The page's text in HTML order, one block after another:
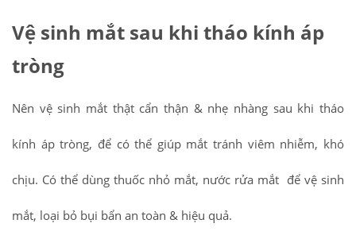
Vệ sinh mắt sau khi tháo kính áp
tròng
Nên vệ sinh mắt thật cẩn thận & nhẹ nhàng sau khi tháo
kính áp tròng, để có thể giúp mắt tránh viêm nhiễm, khó
chịu. Có thể dùng thuốc nhỏ mắt, nước rửa mắt để vệ sinh
mắt, loại bỏ bụi bẩn an toàn & hiệu quả.